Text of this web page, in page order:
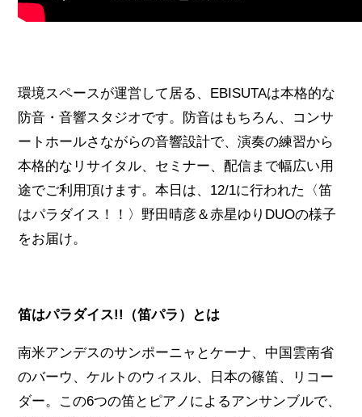
環境スペースが運営して居る、EBISUTAは本格的な
防音・音響スタジオです。防音はもちろん、コンサ
ートホールさながらの音響設計で、演奏の練習から
本格的なリサイタル、セミナー、配信まで幅広い用
途でご利用頂けます。本日は、12/1に行われた〈笛
はパラダイス！！〉野田晴彦＆赤星ゆりDUOの様子
をお届け。
笛はパラダイス!!（笛パラ）とは
南米アンデスのサンポーニャとケーナ、中国雲南省
のバーウ、ケルトのウィスル、日本の篠笛、リコー
ダー。この6つの笛とピアノによるアンサンブルで、